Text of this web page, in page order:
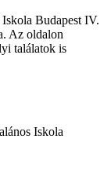
Budapest IV.
Az oldalon
találatok is
Iskola